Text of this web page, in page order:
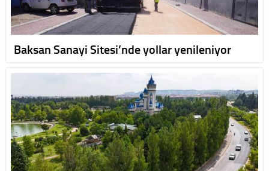
Baksan Sanayi Sitesi’nde yollar yenileniyor